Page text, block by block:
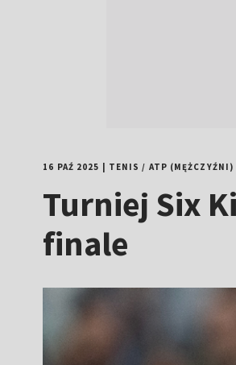
16 PAŹ 2025 TENIS / ATP (MĘŻCZYŹNI)
Turniej Six
finale